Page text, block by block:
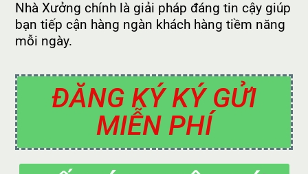
Nhà Xưởng chính là giải pháp đáng tin cậy giúp
bạn tiếp cận hàng ngàn khách hàng tiềm năng
mỗi ngày.
ĐĂNG KÝ KÝ GỬI
MIỄN PHÍ